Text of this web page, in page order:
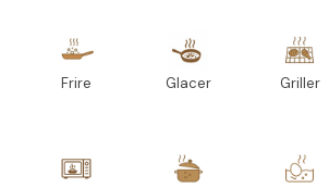
Frire Glacer Griller